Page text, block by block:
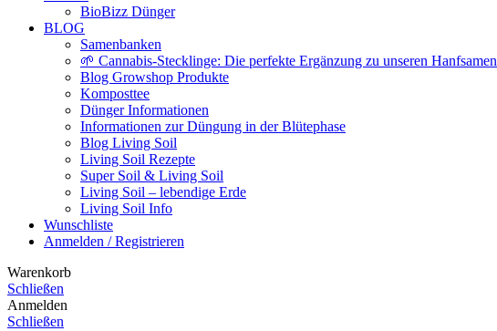
BioBizz Dünger
BLOG
Samenbanken
🌱 Cannabis-Stecklinge: Die perfekte Ergänzung zu unseren Hanfsamen
Blog Growshop Produkte
Komposttee
Dünger Informationen
Informationen zur Düngung in der Blütephase
Blog Living Soil
Living Soil Rezepte
Super Soil & Living Soil
Living Soil – lebendige Erde
Living Soil Info
Wunschliste
Anmelden / Registrieren
Warenkorb
Schließen
Anmelden
Schließen